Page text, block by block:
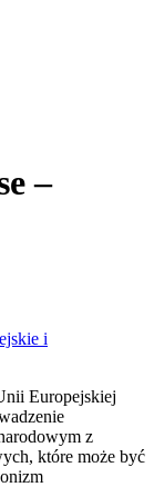
–
i
Europejskiej
z
które może być